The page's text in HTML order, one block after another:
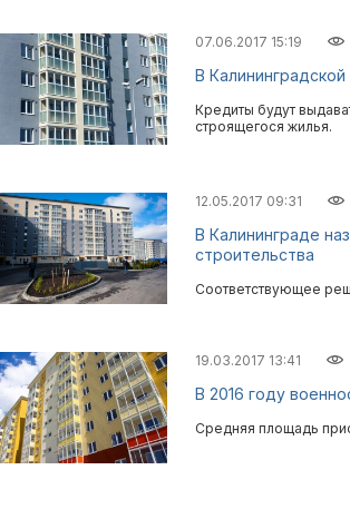
07.06.2017 15:19
В
Кредиты будут
строящегося жилья.
12.05.2017 09:31
В Калининграде
строительства
Соответствующее
19.03.2017 13:41
В 2016 году
Средняя площадь